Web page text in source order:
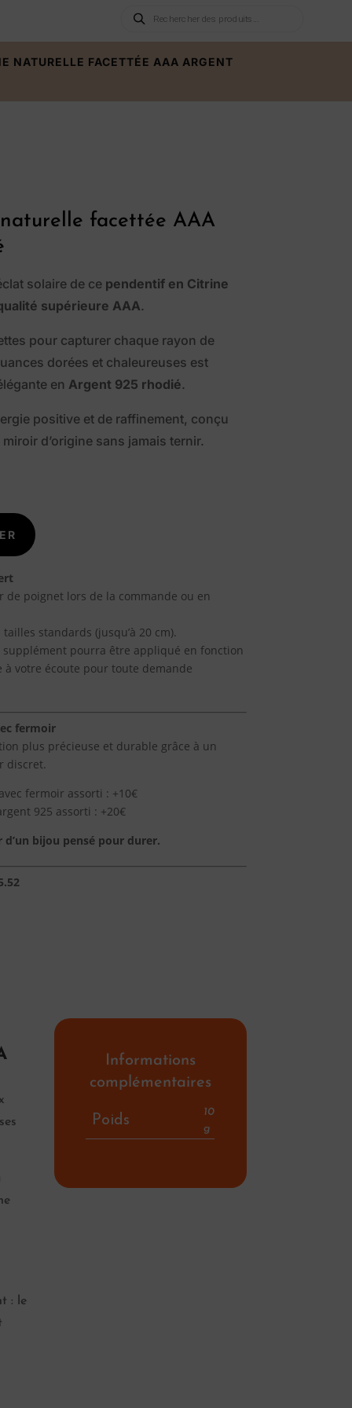
produits
NATURELLE FACETTÉE AAA ARGENT
facettée AAA
solaire de ce pendentif en Citrine
supérieure AAA.
pour capturer chaque rayon de
dorées et chaleureuses est
en Argent 925 rhodié.
positive et de raffinement, conçu
d’origine sans jamais ternir.
poignet lors de la commande ou en
standards (jusqu’à 20 cm).
pourra être appliqué en fonction
à votre écoute pour toute demande
fermoir
plus précieuse et durable grâce à un
discret.
fermoir assorti : +10€
925 assorti : +20€
bijou pensé pour durer.
: le
Informations
complémentaires
Poids
10
g